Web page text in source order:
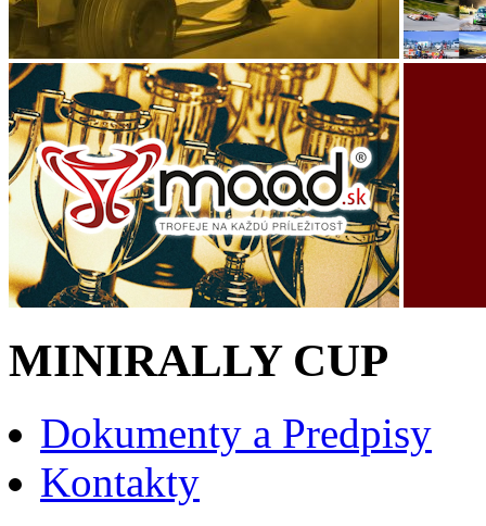
MINIRALLY CUP
Dokumenty a Predpisy
Kontakty